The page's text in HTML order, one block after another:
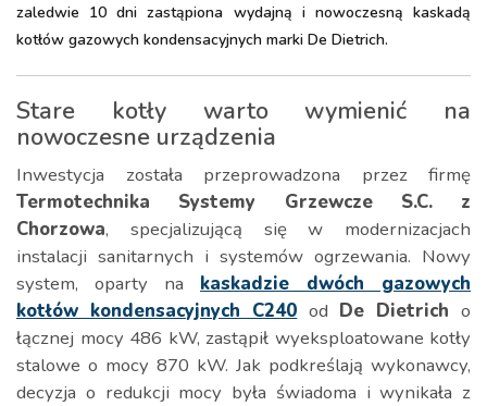
zaledwie 10 dni zastąpiona wydajną i nowoczesną kaskadą
kotłów gazowych kondensacyjnych marki De Dietrich.
Stare kotły warto wymienić na
nowoczesne urządzenia
Inwestycja została przeprowadzona przez firmę
Termotechnika Systemy Grzewcze S.C. z
Chorzowa, specjalizującą się w modernizacjach
instalacji sanitarnych i systemów ogrzewania. Nowy
system, oparty na kaskadzie dwóch gazowych
kotłów kondensacyjnych C240 od De Dietricho
łącznej mocy 486 kW, zastąpił wyeksploatowane kotły
stalowe o mocy 870 kW. Jak podkreślają wykonawcy,
decyzja o redukcji mocy była świadoma i wynikała z